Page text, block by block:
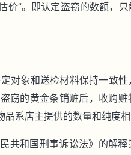
价”。即认定盗窃的数额，
对象和送检材料保持一致性
窃的黄金条销赃后，收购赃
系店主提供的数量和纯度相
共和国刑事诉讼法》的解